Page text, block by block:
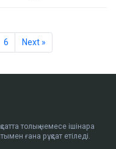
6 Next »
толық немесе ішінара
ғана рұқсат етіледі.